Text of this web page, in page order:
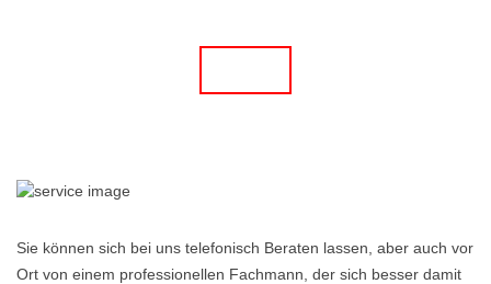
Sie können sich bei uns telefonisch Beraten lassen, aber auch vor
Ort von einem professionellen Fachmann, der sich besser damit